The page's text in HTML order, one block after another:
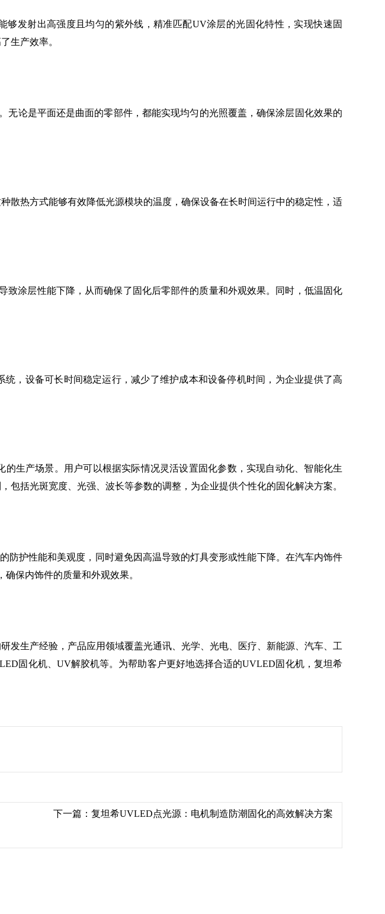
发射出高强度且均匀的紫外线，精准匹配UV涂层的光固化特性，实现快速固
生产效率。
论是平面还是曲面的零部件，都能实现均匀的光照覆盖，确保涂层固化效果的
散热方式能够有效降低光源模块的温度，确保设备在长时间运行中的稳定性，适
涂层性能下降，从而确保了固化后零部件的质量和外观效果。同时，低温固化
，设备可长时间稳定运行，减少了维护成本和设备停机时间，为企业提供了高
生产场景。用户可以根据实际情况灵活设置固化参数，实现自动化、智能化生
括光斑宽度、光强、波长等参数的调整，为企业提供个性化的固化解决方案。
防护性能和美观度，同时避免因高温导致的灯具变形或性能下降。在汽车内饰件
保内饰件的质量和外观效果。
生产经验，产品应用领域覆盖光通讯、光学、光电、医疗、新能源、汽车、工
固化机、UV解胶机等。为帮助客户更好地选择合适的UVLED固化机，复坦希
下一篇： 复坦希UVLED点光源：电机制造防潮固化的高效解决方案